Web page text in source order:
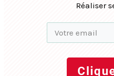
Réaliser